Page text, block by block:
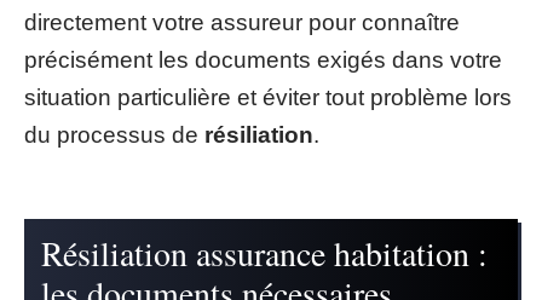
directement votre assureur pour connaître
précisément les documents exigés dans votre
situation particulière et éviter tout problème lors
du processus de résiliation.
Résiliation assurance habitation :